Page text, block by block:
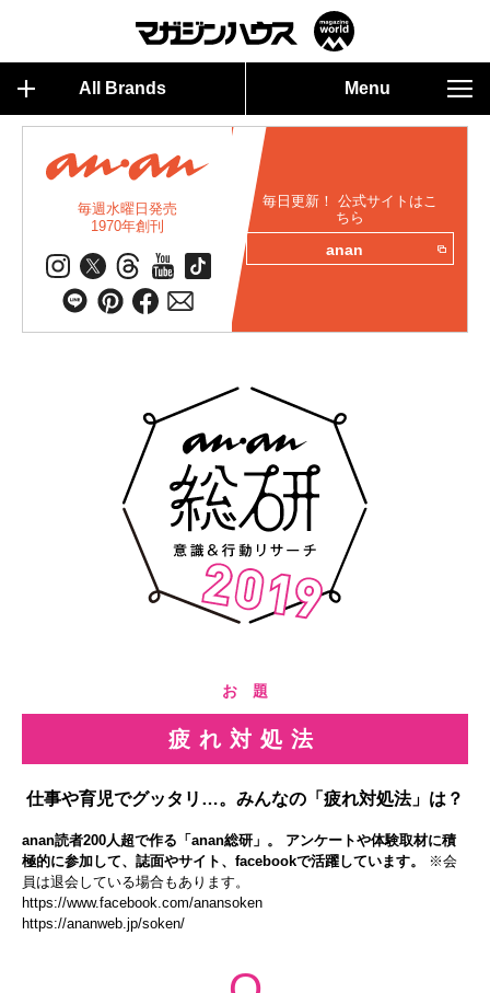
All Brands Menu
毎週水曜日発売
1970年創刊
毎日更新！ 公式サイトはこ
ちら
anan
お 題
疲れ対処法
仕事や育児でグッタリ…。みんなの「疲れ対処法」は？
anan読者200人超で作る「anan総研」。 アンケートや体験取材に積
極的に参加して、誌面やサイト、facebookで活躍しています。
※会
員は退会している場合もあります。
https://www.facebook.com/anansoken
https://ananweb.jp/soken/